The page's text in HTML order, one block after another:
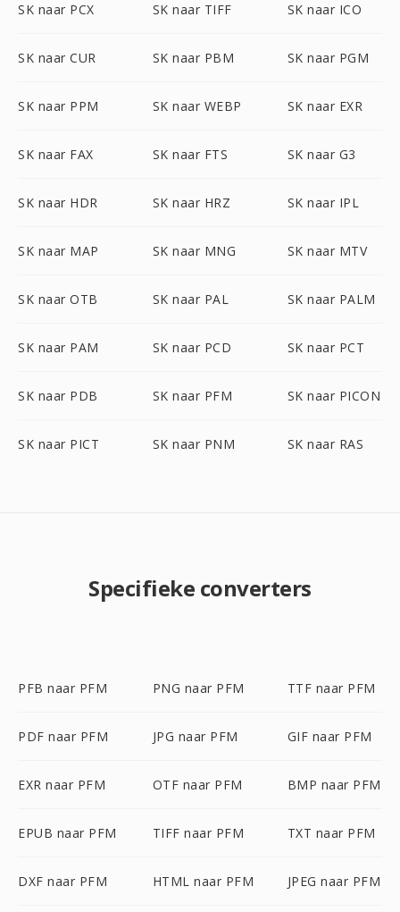
SK naar PCX SK naar TIFF SK naar ICO
SK naar CUR SK naar PBM SK naar PGM
SK naar PPM SK naar WEBP SK naar EXR
SK naar FAX SK naar FTS SK naar G3
SK naar HDR SK naar HRZ SK naar IPL
SK naar MAP SK naar MNG SK naar MTV
SK naar OTB SK naar PAL SK naar PALM
SK naar PAM SK naar PCD SK naar PCT
SK naar PDB SK naar PFM SK naar PICON
SK naar PICT SK naar PNM SK naar RAS
Specifieke converters
PFB naar PFM PNG naar PFM TTF naar PFM
PDF naar PFM JPG naar PFM GIF naar PFM
EXR naar PFM OTF naar PFM BMP naar PFM
EPUB naar PFM TIFF naar PFM TXT naar PFM
DXF naar PFM HTML naar PFM JPEG naar PFM